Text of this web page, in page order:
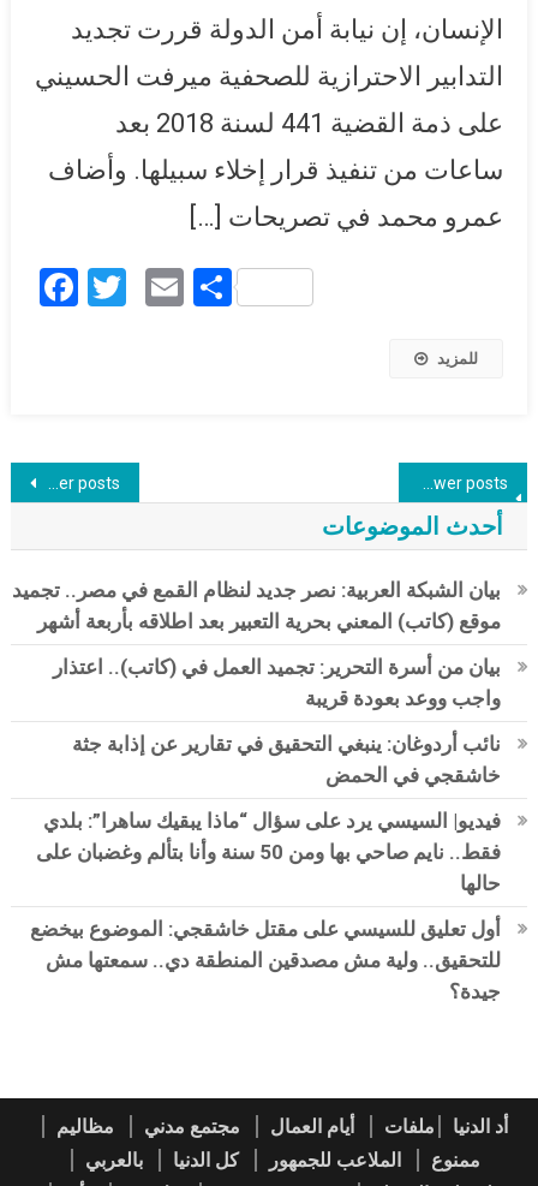
الإنسان، إن نيابة أمن الدولة قررت تجديد
التدابير الاحترازية للصحفية ميرفت الحسيني
على ذمة القضية 441 لسنة 2018 بعد
ساعات من تنفيذ قرار إخلاء سبيلها. وأضاف
عمرو محمد في تصريحات […]
Facebook
Twitter
EmailShare
للمزيد
Posts navigation
Older posts Newer posts
أحدث الموضوعات
بيان الشبكة العربية: نصر جديد لنظام القمع في مصر.. تجميد
موقع (كاتب) المعني بحرية التعبير بعد اطلاقه بأربعة أشهر
بيان من أسرة التحرير: تجميد العمل في (كاتب).. اعتذار
واجب ووعد بعودة قريبة
نائب أردوغان: ينبغي التحقيق في تقارير عن إذابة جثة
خاشقجي في الحمض
فيديو| السيسي يرد على سؤال “ماذا يبقيك ساهرا”: بلدي
فقط.. نايم صاحي بها ومن 50 سنة وأنا بتألم وغضبان على
حالها
أول تعليق للسيسي على مقتل خاشقجي: الموضوع بيخضع
للتحقيق.. ولية مش مصدقين المنطقة دي.. سمعتها مش
جيدة؟
أد الدنيا ملفات أيام العمال مجتمع مدني
مظاليم
ممنوع
الملاعب للجمهور كل الدنيا
بالعربي